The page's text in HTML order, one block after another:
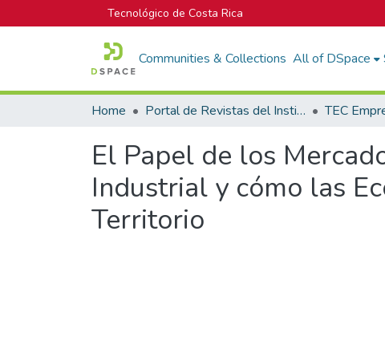
Tecnológico de Costa Rica
Communities & Collections All of DSpace
Home Portal de Revistas del Instituto Tecnológico de Costa Rica TEC
El Papel de los
Industrial y cómo las
Territorio